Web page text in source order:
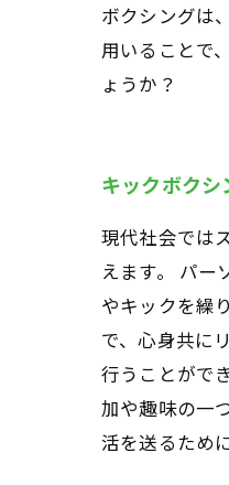
ボクシングは
用いることで
ょうか？
キックボク
現代社会では
えます。 パー
やキックを繰
で、心身共に
行うことがで
加や趣味の一
活を送るため